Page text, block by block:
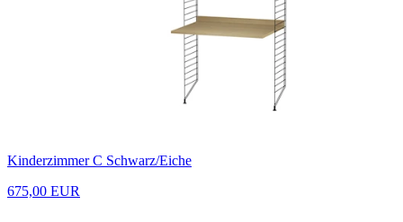
Kinderzimmer C Schwarz/Eiche
675,00 EUR